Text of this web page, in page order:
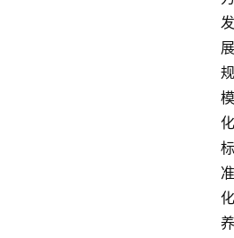
发
展
规
模
化
标
准
化
养